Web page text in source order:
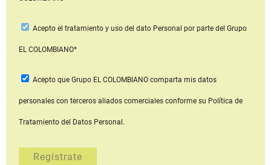
Acepto el tratamiento y uso del dato Personal por parte del Grupo
EL COLOMBIANO*
Acepto que Grupo EL COLOMBIANOcomparta mis datos
personales con terceros aliados comerciales conforme su Política de
Tratamiento del Datos Personal.